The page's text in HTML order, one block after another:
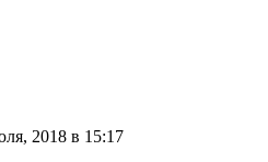
2018 в 15:17